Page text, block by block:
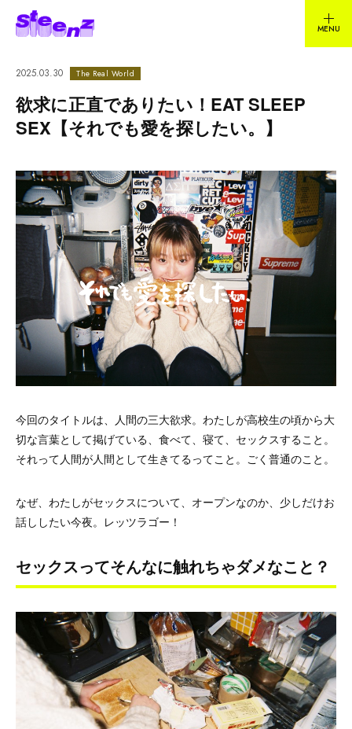
2025.03.30 The Real World
欲求に正直でありたい！EAT SLEEP
SEX【それでも愛を探したい。】
今回のタイトルは、人間の三大欲求。わたしが高校生の頃から大
切な言葉として掲げている、食べて、寝て、セックスすること。
それって人間が人間として生きてるってこと。ごく普通のこと。
なぜ、わたしがセックスについて、オープンなのか、少しだけお
話ししたい今夜。レッツラゴー！
セックスってそんなに触れちゃダメなこと？